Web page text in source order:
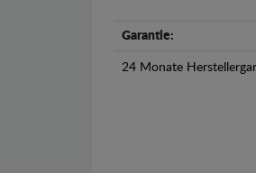
Garantie:
24 Monate